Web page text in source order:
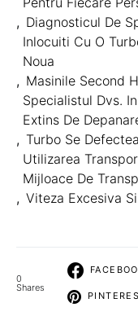
, Diagnosticul De
Inlocuiti Cu O
Noua
, Masinile Second
Specialistul Dvs.
Extins De
, Turbo Se
Utilizarea
Mijloace De
, Viteza Excesiva
0
Shares